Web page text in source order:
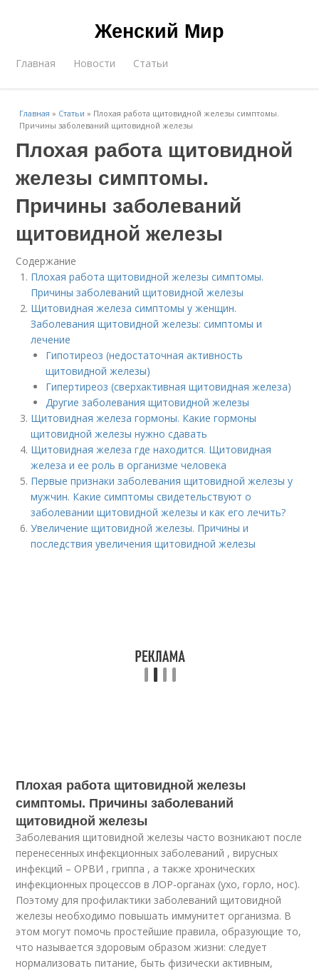
Женский Мир
Главная Новости Статьи
Главная » Статьи » Плохая работа щитовидной железы симптомы.
Причины заболеваний щитовидной железы
Плохая работа щитовидной
железы симптомы.
Причины заболеваний
щитовидной железы
Содержание
Плохая работа щитовидной железы симптомы.
Причины заболеваний щитовидной железы
Щитовидная железа симптомы у женщин.
Заболевания щитовидной железы: симптомы и
лечение
Гипотиреоз (недостаточная активность
щитовидной железы)
Гипертиреоз (сверхактивная щитовидная железа)
Другие заболевания щитовидной железы
Щитовидная железа гормоны. Какие гормоны
щитовидной железы нужно сдавать
Щитовидная железа где находится. Щитовидная
железа и ее роль в организме человека
Первые признаки заболевания щитовидной железы у
мужчин. Какие симптомы свидетельствуют о
заболевании щитовидной железы и как его лечить?
Увеличение щитовидной железы. Причины и
последствия увеличения щитовидной железы
Плохая работа щитовидной железы
симптомы. Причины заболеваний
щитовидной железы
Заболевания щитовидной железы часто возникают после
перенесенных инфекционных заболеваний , вирусных
инфекций – ОРВИ , гриппа , а также хронических
инфекционных процессов в ЛОР-органах (ухо, горло, нос).
Поэтому для профилактики заболеваний щитовидной
железы необходимо повышать иммунитет организма. В
этом могут помочь простейшие правила, образующие то,
что называется здоровым образом жизни: следует
нормализовать питание, быть физически активным,